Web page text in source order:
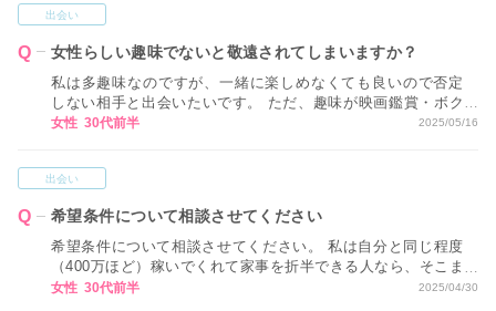
出会い
女性らしい趣味でないと敬遠されてしまいますか？
私は多趣味なのですが、一緒に楽しめなくても良いので否定
しない相手と出会いたいです。 ただ、趣味が映画鑑賞・ボク
シング・格闘技観戦・バイクとあまり女性らしいものではな
会う人には映画鑑賞など、性別関係なく無難な趣味だけ伝え
女性 30代前半 2025/05/16
出会い
希望条件について相談させてください
希望条件について相談させてください。 私は自分と同じ程度
（400万ほど）稼いでくれて家事を折半できる人なら、そこま
で見た目にもスペックにもこだわっていません。 これは高望
女性 30代前半 2025/04/30